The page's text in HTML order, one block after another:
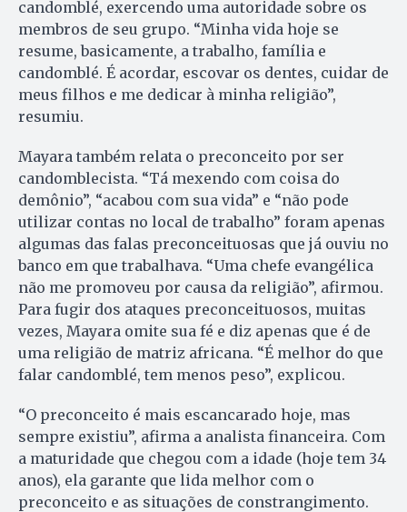
candomblé, exercendo uma autoridade sobre os
membros de seu grupo. “Minha vida hoje se
resume, basicamente, a trabalho, família e
candomblé. É acordar, escovar os dentes, cuidar de
meus filhos e me dedicar à minha religião”,
resumiu.
Mayara também relata o preconceito por ser
candomblecista. “Tá mexendo com coisa do
demônio”, “acabou com sua vida” e “não pode
utilizar contas no local de trabalho” foram apenas
algumas das falas preconceituosas que já ouviu no
banco em que trabalhava. “Uma chefe evangélica
não me promoveu por causa da religião”, afirmou.
Para fugir dos ataques preconceituosos, muitas
vezes, Mayara omite sua fé e diz apenas que é de
uma religião de matriz africana. “É melhor do que
falar candomblé, tem menos peso”, explicou.
“O preconceito é mais escancarado hoje, mas
sempre existiu”, afirma a analista financeira. Com
a maturidade que chegou com a idade (hoje tem 34
anos), ela garante que lida melhor com o
preconceito e as situações de constrangimento.